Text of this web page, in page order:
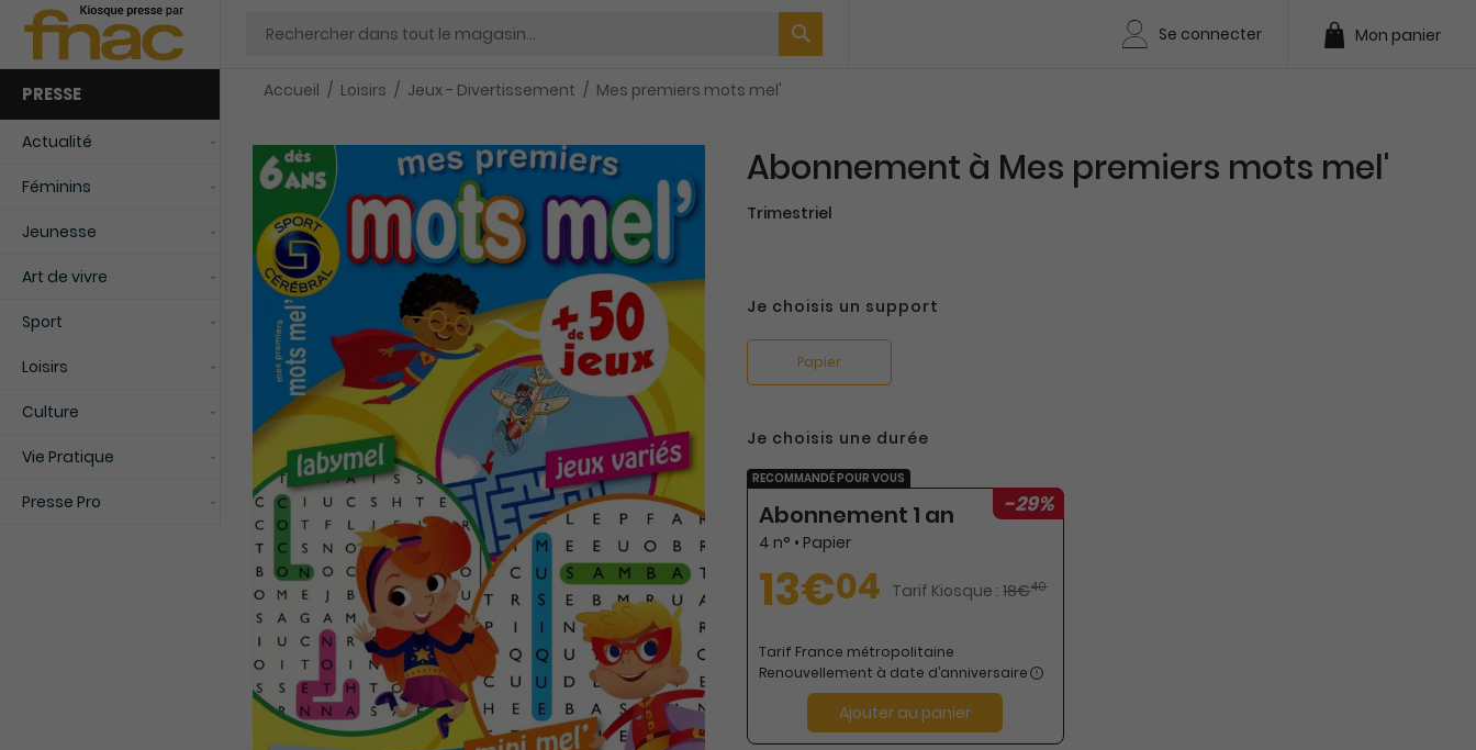
Chercher
Se connecter Mon panier
PRESSE
Actualité
Féminins
Jeunesse
Art de vivre
Sport
Loisirs
Culture
Vie Pratique
Presse Pro
Accueil Loisirs Jeux - Divertissement Mes premiers mots mel'
Abonnement à Mes premiers mots mel'
Trimestriel
Je choisis un support
Papier
Je choisis une durée
RECOMMANDÉ POUR VOUS
-29%
Abonnement 1 an
4 n° • Papier
13€04 Tarif Kiosque : 18€40
Tarif France métropolitaine
Renouvellement à date d’anniversaire
Ajouter au panier